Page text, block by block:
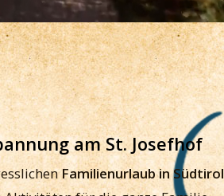
am St. Josefhof
Familienurlaub in Südtirol